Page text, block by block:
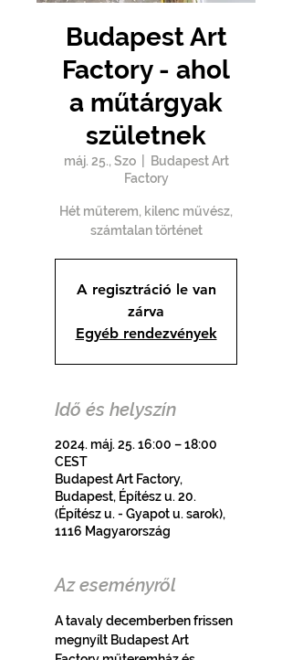
Budapest Art
Factory - ahol
a műtárgyak
születnek
máj. 25., Szo
  |
Budapest Art
Factory
Hét műterem, kilenc művész,
számtalan történet
A regisztráció le van
zárva
Egyéb rendezvények
Idő és helyszín
2024. máj. 25. 16:00 – 18:00
CEST
Budapest Art Factory,
Budapest, Építész u. 20.
(Építész u. - Gyapot u. sarok),
1116 Magyarország
Az eseményről
A tavaly decemberben frissen
megnyílt Budapest Art